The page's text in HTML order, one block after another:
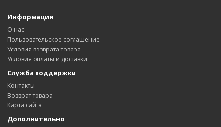
Информация
О нас
Пользовательское соглашение
Условия возврата товара
Условия оплаты и доставки
Служба поддержки
Контакты
Возврат товара
Карта сайта
Дополнительно